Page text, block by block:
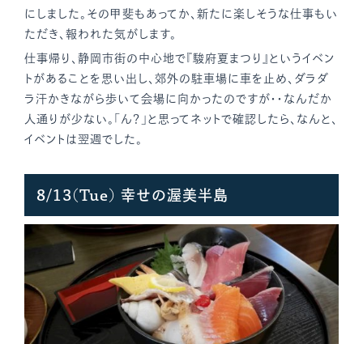
にしました。その甲斐もあってか、新たに楽しそうな仕事もい
ただき、報われた気がします。
仕事帰り、静岡市街の中心地で『駿府夏まつり』というイベン
トがあることを思い出し、郊外の駐車場に車を止め、ダラダ
ラ汗かきながら歩いて会場に向かったのですが・・なんだか
人通りが少ない。「ん？」と思ってネットで確認したら、なんと、
イベントは翌週でした。
8/13(Tue) 幸せの渥美半島